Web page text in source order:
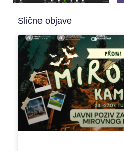
Slične objave